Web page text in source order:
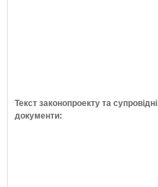
Текст законопроекту та супровідні
документи: